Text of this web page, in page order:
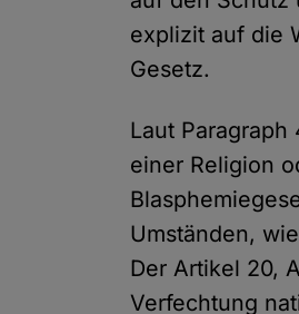
explizit auf die
Gesetz.
Laut
einer Religion
Umständen,
Der Artikel 20,
Verfechtung